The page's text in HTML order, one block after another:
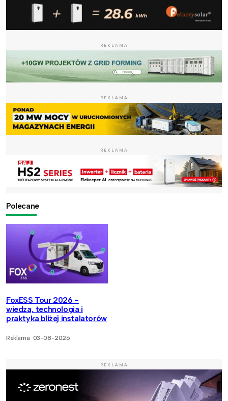
REKLAMA
REKLAMA
REKLAMA
Polecane
FoxESS Tour 2026 -
wiedza, technologia i
praktyka bliżej instalatorów
Reklama 03-08-2026
REKLAMA